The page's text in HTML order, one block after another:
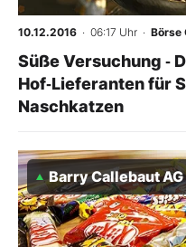
10.12.2016 · 06:17 Uhr · Börse
Süße Versuchung ‑
Hof‑Lieferanten für
Naschkatzen
Barry Callebaut AG